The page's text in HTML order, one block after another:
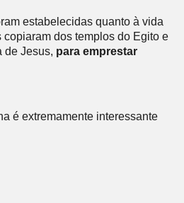
estabelecidas quanto à vida
dos templos do Egito e
de Jesus, para emprestar
é extremamente interessante